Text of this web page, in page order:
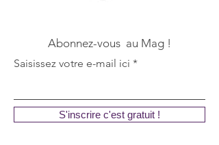
Abonnez-vous au Mag !
Saisissez votre e-mail ici
S'inscrire c'est gratuit !